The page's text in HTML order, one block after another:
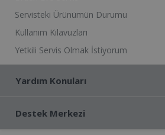
Servisteki Ürünümün Durumu
Kullanım Kılavuzları
Yetkili Servis Olmak İstiyorum
Yardım Konuları
Destek Merkezi